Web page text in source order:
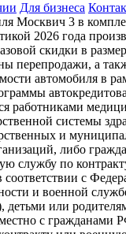
Для бизнеса
Москвич 3 в
2026 года
скидки в
перепродажи, а
автомобиля в
работниками
системы
и
либо
службу по
с
и военной
детьми или
с гражданами